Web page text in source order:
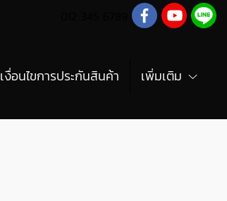
เงื่อนไขการประกันสินค้า เพิ่มเติม